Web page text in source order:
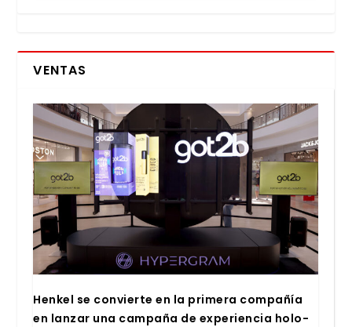
VENTAS
Hen­kel se con­vier­te en la pri­me­ra com­pa­ñía
en lan­zar una cam­pa­ña de expe­rien­cia holo­